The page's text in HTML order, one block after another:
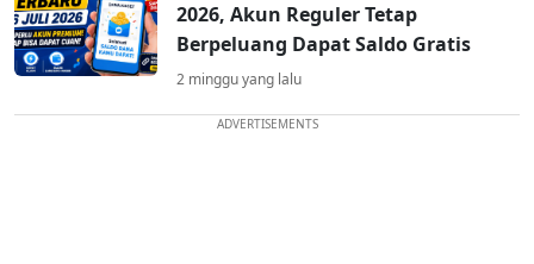
2026, Akun Reguler Tetap
Berpeluang Dapat Saldo Gratis
2 minggu yang lalu
ADVERTISEMENTS